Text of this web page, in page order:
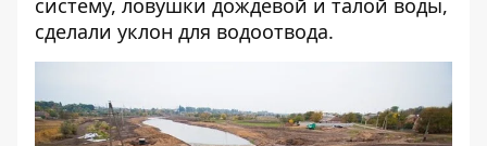
сделали уклон для водоотвода.